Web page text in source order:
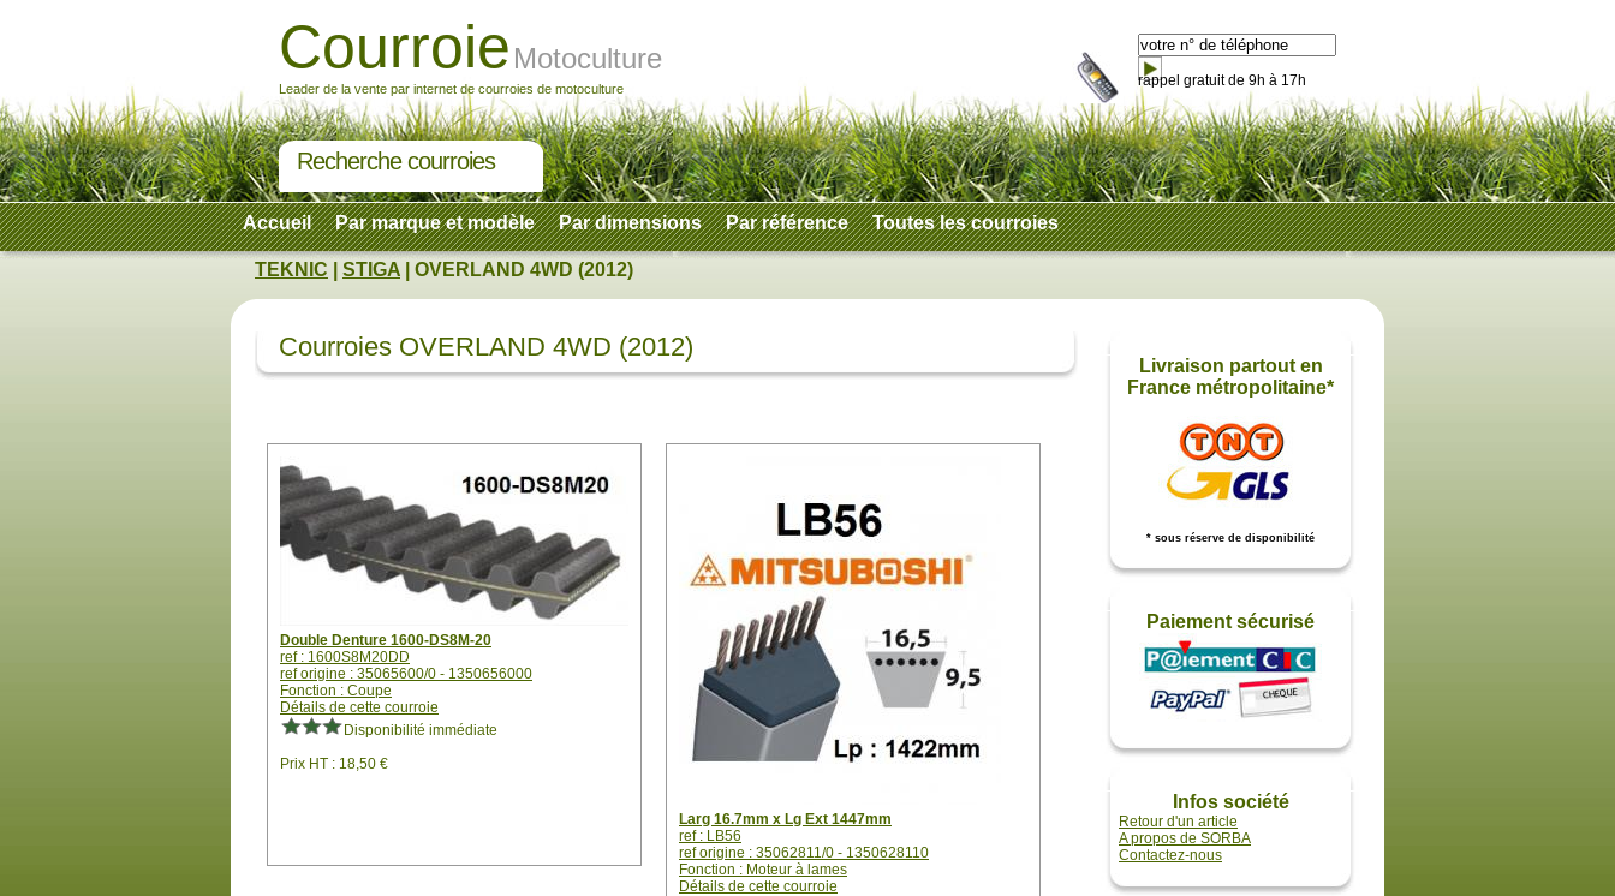
Courroie Motoculture
Leader de la vente par internet de courroies de motoculture
Recherche courroies
rappel gratuit de 9h à 17h
Accueil Par marque et modèle Par dimensions Par référence Toutes les courroies
TEKNIC STIGA | OVERLAND 4WD (2012)
Courroies OVERLAND 4WD (2012)
Double Denture 1600-DS8M-20
ref : 1600S8M20DD
ref origine : 35065600/0 - 1350656000
Fonction : Coupe
Détails de cette courroie
Disponibilité immédiate
Prix HT : 18,50 €
Larg 16.7mm x Lg Ext 1447mm
ref : LB56
ref origine : 35062811/0 - 1350628110
Fonction : Moteur à lames
Détails de cette courroie
Livraison partout en
France métropolitaine*
* sous réserve de disponibilité
Paiement sécurisé
Infos société
Retour d'un article
A propos de SORBA
Contactez-nous